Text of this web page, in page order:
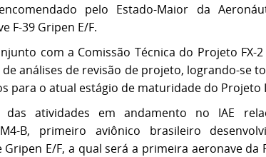
pelo Estado-Maior da
F-39 Gripen E/F.
com a Comissão Técnica do Projeto FX-2
análises de revisão de projeto, logrando-se
para o atual estágio de maturidade do Projeto
atividades em andamento no IAE
B, primeiro aviônico brasileiro
E/F, a qual será a primeira aeronave da